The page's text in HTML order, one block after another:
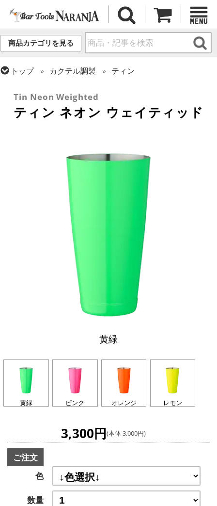
商品カテゴリを見る
トップ カクテル調製
ティン
フレア用各種アイテム
Tin Neon Weighted
ティン ネオン ウェイティッド
黄緑
黄緑 ピンク オレンジ レモン
3,300円(本体 3,000円)
ご注文
色
数量